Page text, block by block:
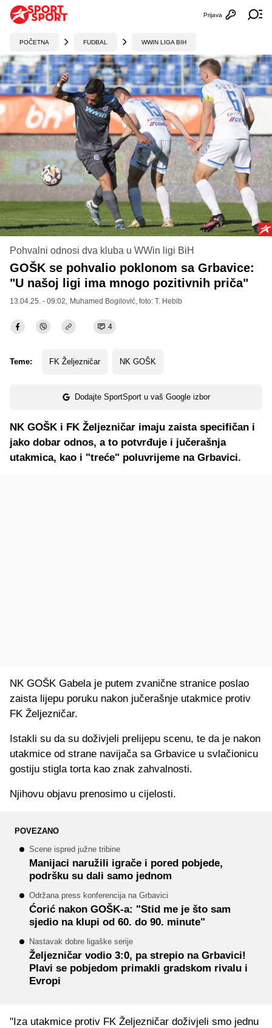
Otvori
Prijava
POČETNA FUDBAL WWIN LIGA BIH
Pohvalni odnosi dva kluba u WWin ligi BiH
GOŠK se pohvalio poklonom sa Grbavice:
"U našoj ligi ima mnogo pozitivnih priča"
13.04.25. - 09:02, Muhamed Bogilović , foto: T. Hebib
4
Teme: FK Željezničar NK GOŠK
Dodajte SportSport u vaš Google izbor
NK GOŠK i FK Željezničar imaju zaista specifičan i
jako dobar odnos, a to potvrđuje i jučerašnja
utakmica, kao i "treće" poluvrijeme na Grbavici.
NK GOŠK Gabela je putem zvanične stranice poslao
zaista lijepu poruku nakon jučerašnje utakmice protiv
FK Željezničar.
Istakli su da su doživjeli prelijepu scenu, te da je nakon
utakmice od strane navijača sa Grbavice u svlačionicu
gostiju stigla torta kao znak zahvalnosti.
Njihovu objavu prenosimo u cijelosti.
POVEZANO
Scene ispred južne tribine
Manijaci naružili igrače i pored pobjede,
podršku su dali samo jednom
Održana press konferencija na Grbavici
Ćorić nakon GOŠK-a: "Stid me je što sam
sjedio na klupi od 60. do 90. minute"
Nastavak dobre ligaške serije
Željezničar vodio 3:0, pa strepio na Grbavici!
Plavi se pobjedom primakli gradskom rivalu i
Evropi
"Iza utakmice protiv FK Željezničar doživjeli smo jednu